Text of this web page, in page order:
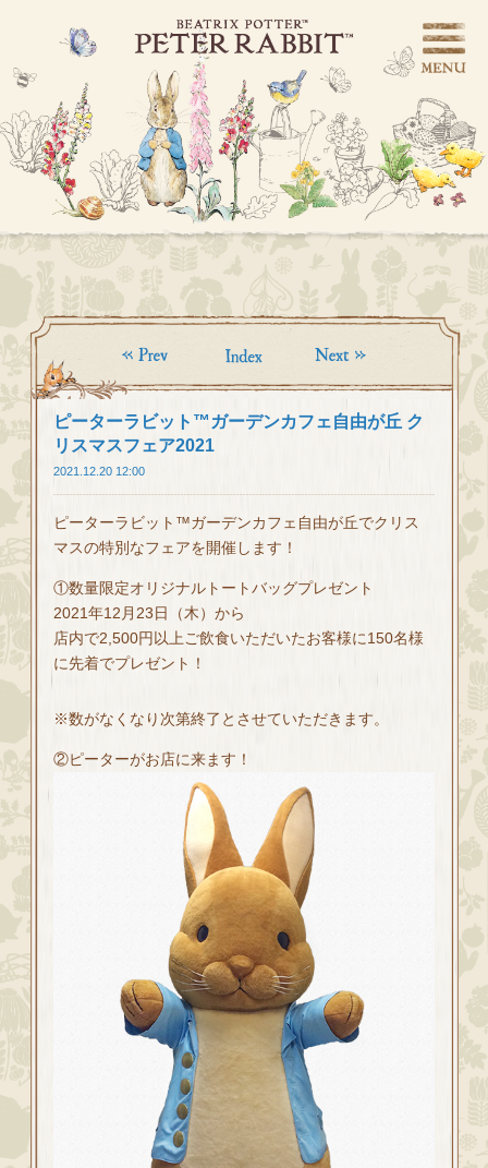
ピーターラビット™ガーデンカフェ自由が丘 ク
リスマスフェア2021
2021.12.20 12:00
ピーターラビット™ガーデンカフェ自由が丘でクリス
マスの特別なフェアを開催します！
①数量限定オリジナルトートバッグプレゼント
2021年12月23日（木）から
店内で2,500円以上ご飲食いただいたお客様に150名様
に先着でプレゼント！
※数がなくなり次第終了とさせていただきます。
②ピーターがお店に来ます！